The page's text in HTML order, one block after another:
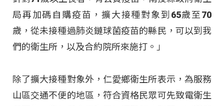
局再加碼自購疫苗，擴大接種對象到65歲至70
歲，從未接種過肺炎鏈球菌疫苗的縣民，可以到我
們的衛生所，以及合約院所來施打。」
除了擴大接種對象外，仁愛鄉衛生所表示，為服務
山區交通不便的地區，符合資格民眾可先致電衛生